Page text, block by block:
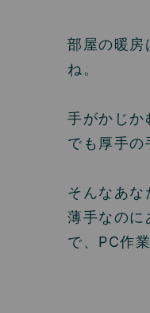
部屋の暖房
ね。
手がかじか
でも厚手の
そんなあな
薄手なのに
で、PC作